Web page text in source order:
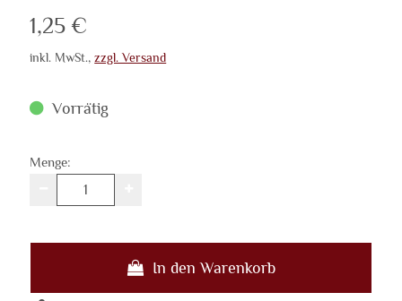
Verkaufspreis: 1,25 €
1,25 €
inkl. MwSt.,zzgl. Versand
Vorrätig
Menge:
In den Warenkorb